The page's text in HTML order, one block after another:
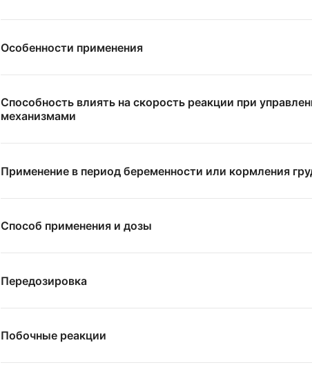
Особенности применения
Способность влиять на скорость реакции при
механизмами
Применение в период беременности или кормления
Способ применения и дозы
Передозировка
Побочные реакции